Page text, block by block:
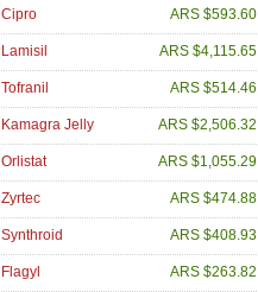
Cipro ARS $593.60
Lamisil ARS $4,115.65
Tofranil ARS $514.46
Kamagra Jelly ARS $2,506.32
Orlistat ARS $1,055.29
Zyrtec ARS $474.88
Synthroid ARS $408.93
Flagyl ARS $263.82